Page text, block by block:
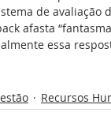
de avaliação
afasta
essa
Recursos